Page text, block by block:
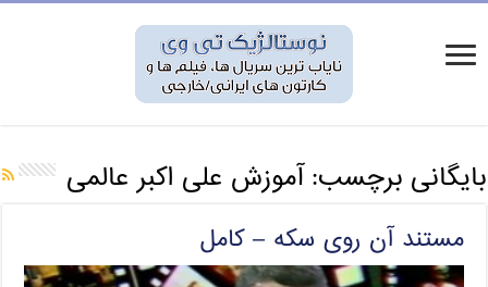
بایگانی برچسب:آموزش علی اکبر عالمی
مستند آن روی سکه – کامل